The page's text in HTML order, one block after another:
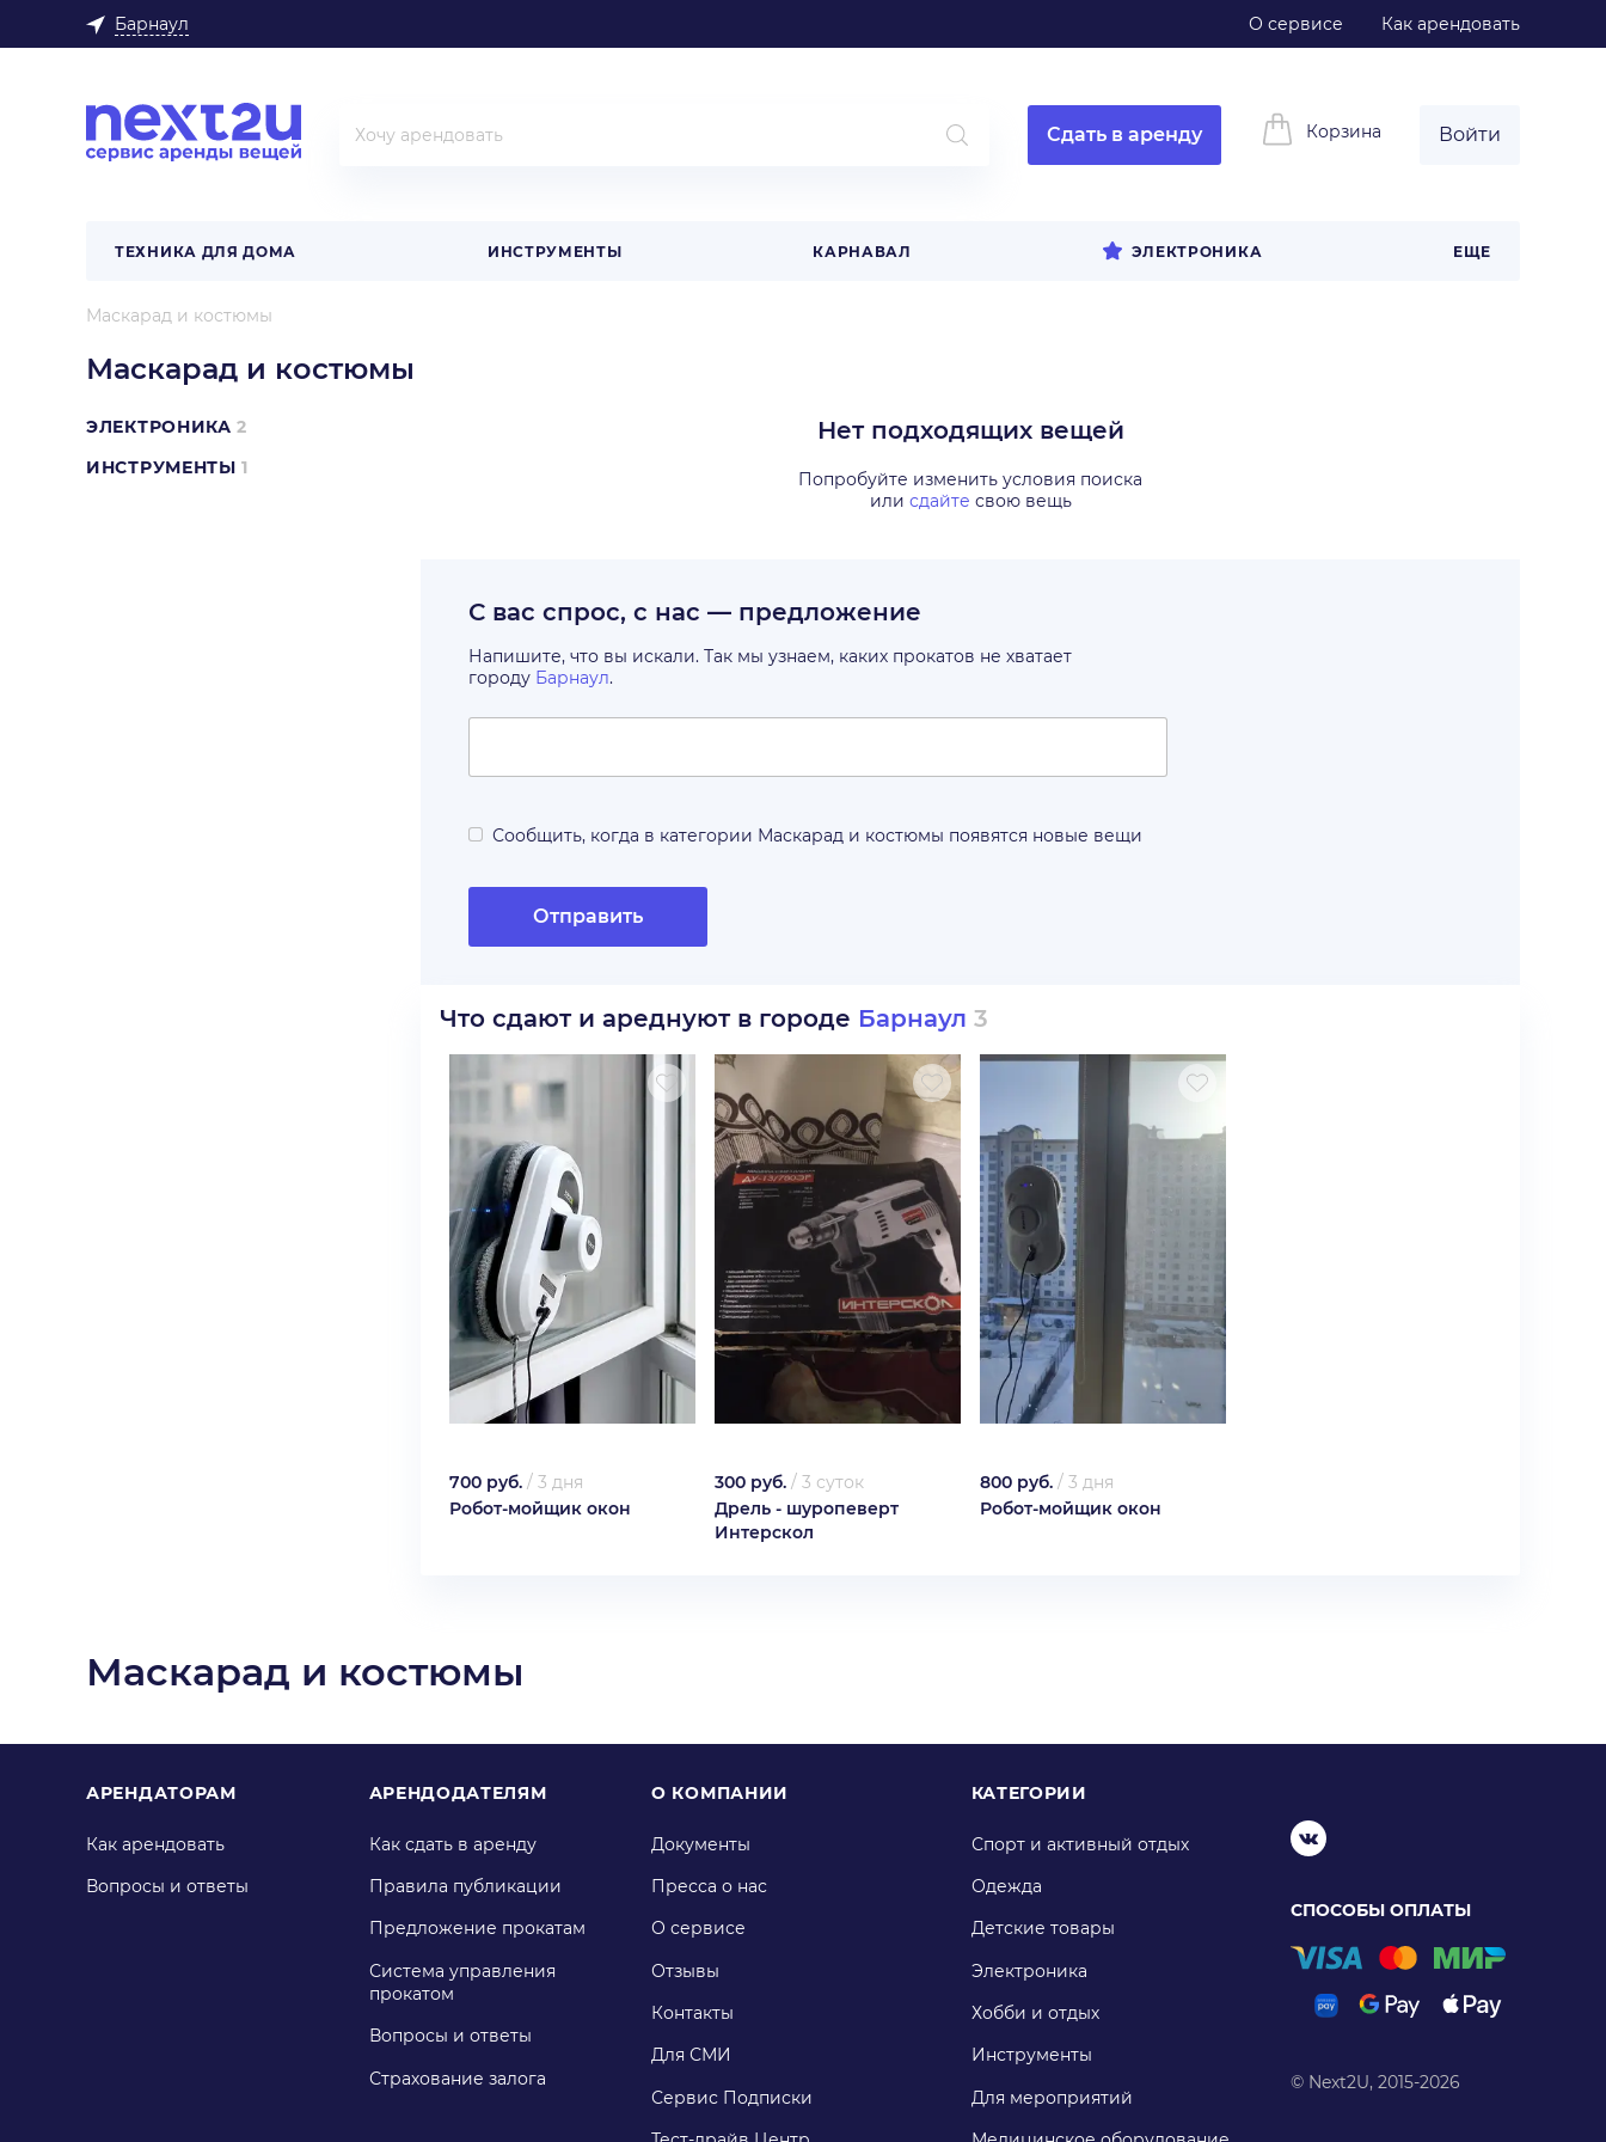
Барнаул О сервисе Как арендовать
Сдать в аренду Корзина Войти
ТЕХНИКА ДЛЯ ДОМА ИНСТРУМЕНТЫ КАРНАВАЛ ЭЛЕКТРОНИКА ЕЩЕ
Маскарад и костюмы
Маскарад и костюмы
ЭЛЕКТРОНИКА 2
ИНСТРУМЕНТЫ 1
Нет подходящих вещей
Попробуйте изменить условия поиска
или сдайте свою вещь
С вас спрос, с нас — предложение
Напишите, что вы искали. Так мы узнаем, каких прокатов не хватает
городу Барнаул.
Сообщить, когда в категории Маскарад и костюмы появятся новые вещи
Отправить
Что сдают и ареднуют в городе Барнаул 3
700 руб. / 3 дня
Робот-мойщик окон
300 руб. / 3 суток
Дрель - шуропеверт
Интерскол
800 руб. / 3 дня
Робот-мойщик окон
Маскарад и костюмы
АРЕНДАТОРАМ
Как арендовать
Вопросы и ответы
АРЕНДОДАТЕЛЯМ
Как сдать в аренду
Правила публикации
Предложение прокатам
Система управления
прокатом
Вопросы и ответы
Страхование залога
О КОМПАНИИ
Документы
Пресса о нас
О сервисе
Отзывы
Контакты
Для СМИ
Сервис Подписки
КАТЕГОРИИ
Спорт и активный отдых
Одежда
Детские товары
Электроника
Хобби и отдых
Инструменты
Для мероприятий
СПОСОБЫ ОПЛАТЫ
© Next2U, 2015-2026